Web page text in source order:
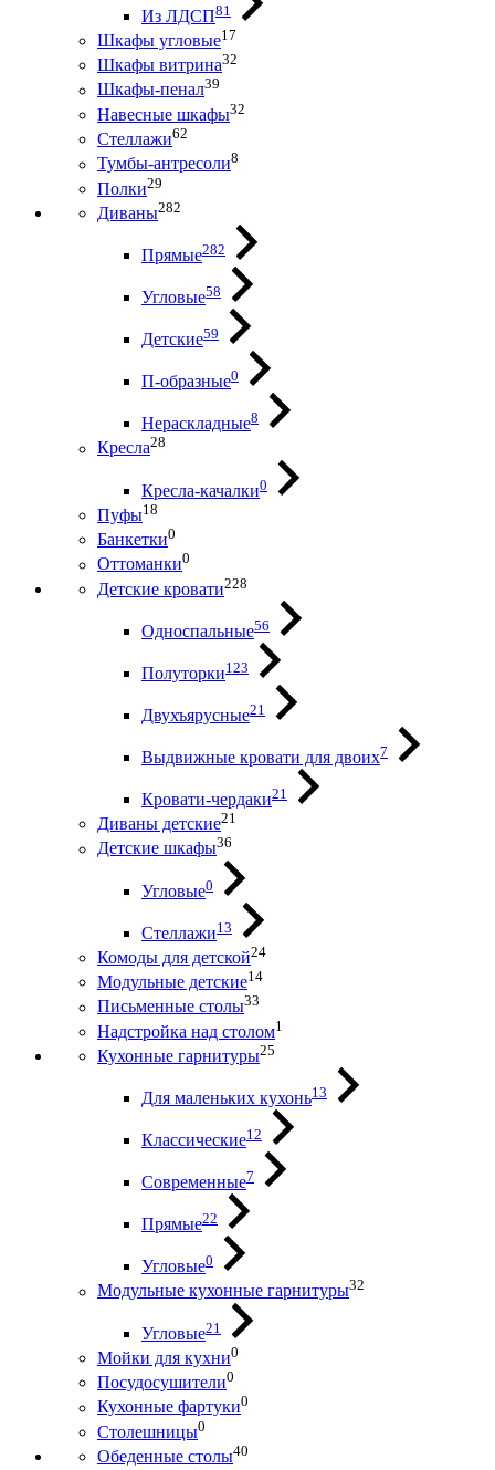
Из ЛДСП81
Шкафы угловые17
Шкафы витрина32
Шкафы-пенал39
Навесные шкафы32
Стеллажи62
Тумбы-антресоли8
Полки29
Диваны282
Прямые282
Угловые58
Детские59
П-образные0
Нераскладные8
Кресла28
Кресла-качалки0
Пуфы18
Банкетки0
Оттоманки0
Детские кровати228
Односпальные56
Полуторки123
Двухъярусные21
Выдвижные кровати для двоих7
Кровати-чердаки21
Диваны детские21
Детские шкафы36
Угловые0
Стеллажи13
Комоды для детской24
Модульные детские14
Письменные столы33
Надстройка над столом1
Кухонные гарнитуры25
Для маленьких кухонь13
Классические12
Современные7
Прямые22
Угловые0
Модульные кухонные гарнитуры32
Угловые21
Мойки для кухни0
Посудосушители0
Кухонные фартуки0
Столешницы0
Обеденные столы40